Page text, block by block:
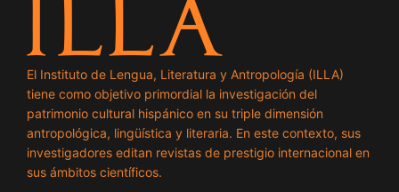
El Instituto de Lengua, Literatura y Antropología (ILLA)
tiene como objetivo primordial la investigación del
patrimonio cultural hispánico en su triple dimensión
antropológica, lingüística y literaria. En este contexto, sus
investigadores editan revistas de prestigio internacional en
sus ámbitos científicos.